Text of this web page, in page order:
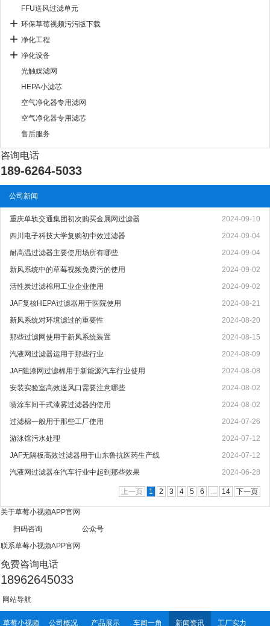
FFU送风过滤单元
环保草莓视频污污版下载
净化工程
净化设备
光触媒滤网
HEPA小滤芯
空气净化器专用滤网
空气净化器专用滤芯
售后服务
咨询电话
189-6264-5033
公司新闻
重庆单轨交通集团初次购买金属网过滤器
2024-09-10
四川电子科技大学复购初中效过滤器
2024-09-04
耐高温过滤器主要使用场所有哪些
2024-09-04
新风系统中的草莓视频免费污的使用
2024-09-02
活性炭过滤棉用工业企业使用
2024-09-02
JAF复核HEPA过滤器用于医院使用
2024-08-21
新风系统对环境滤过的重要性
2024-08-20
那些过滤网使用于新风系统装置
2024-08-15
汽液网过滤器运用于那些行业
2024-08-09
JAF阻漆网过滤棉用于新能源汽车行业使用
2024-08-08
安装实验室高效送风口需要注意哪些
2024-08-02
喷涂车间干式漆雾过滤器的使用
2024-08-02
过滤棉一般用于那些工厂使用
2024-07-26
游泳馆污水处理
2024-07-12
JAF无隔板高效过滤器用于山东鲁抗医药生产线
2024-07-12
汽液网过滤器在汽车行业中起到那些效果
2024-06-28
上一页 1 2 3 4 5 6 ... 14 下一页
关于草莓小视频APP官网
扫码咨询 公众号
联系草莓小视频APP官网
免费咨询电话
18962645033
网站导航
草莓小视频 公司概况 产品展示 车间一角 新闻资讯 工厂实力